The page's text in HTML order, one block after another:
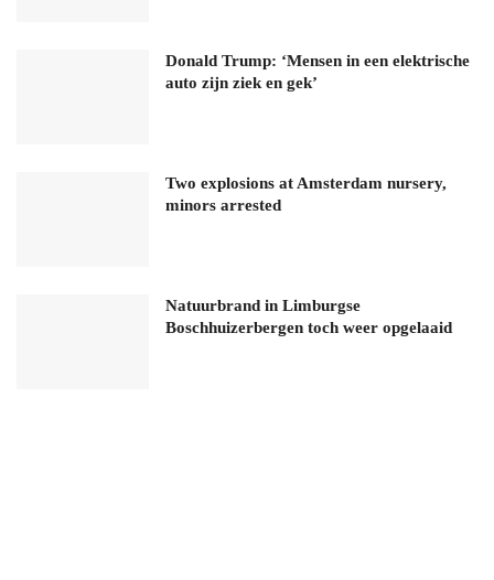
Donald Trump: ‘Mensen in een elektrische
auto zijn ziek en gek’
Two explosions at Amsterdam nursery,
minors arrested
Natuurbrand in Limburgse
Boschhuizerbergen toch weer opgelaaid